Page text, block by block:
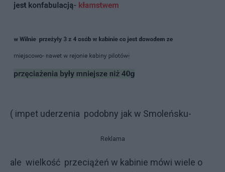
( impet uderzenia podobny jak w Smoleńsku-
Reklama
ale wielkość przeciążeń w kabinie mówi wiele o